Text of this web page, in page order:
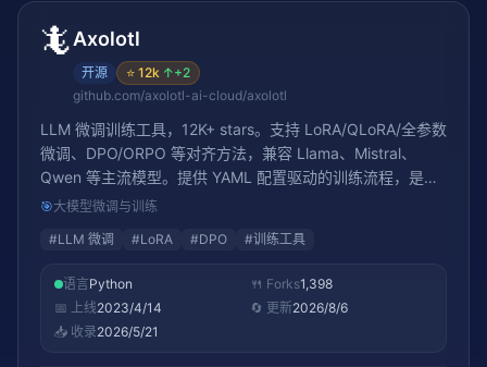
🦎Axolotl
开源 ⭐ 12k ↑+2
github.com/axolotl-ai-cloud/axolotl
LLM 微调训练工具，12K+ stars。支持 LoRA/QLoRA/全参数
微调、DPO/ORPO 等对齐方法，兼容 Llama、Mistral、
Qwen 等主流模型。提供 YAML 配置驱动的训练流程，是
LLM 微调的事实标准工具之一
🎯大模型微调与训练
#LLM 微调 #LoRA #DPO #训练工具
语言Python 🍴 Forks1,398
📅 上线2023/4/14 🔄 更新2026/8/6
📥 收录2026/5/21